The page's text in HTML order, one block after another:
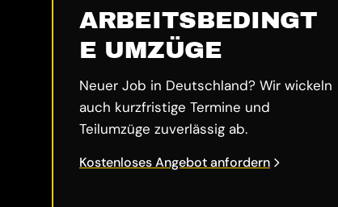
ARBEITSBEDINGT
E UMZÜGE
Neuer Job in Deutschland? Wir wickeln
auch kurzfristige Termine und
Teilumzüge zuverlässig ab.
Kostenloses Angebot anfordern